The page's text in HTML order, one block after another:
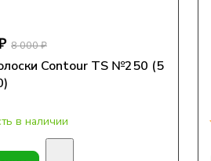
8 000 ₽
Contour TS №250 (5
в наличии